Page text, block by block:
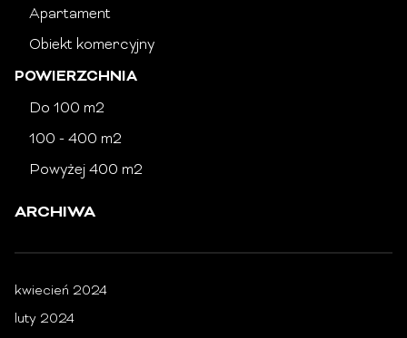
Apartament
Obiekt komercyjny
POWIERZCHNIA
Do 100 m2
100 - 400 m2
Powyżej 400 m2
ARCHIWA
kwiecień 2024
luty 2024